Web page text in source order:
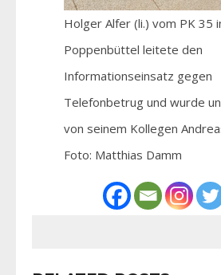
Holger Alfer (li.) vom PK 35
Poppenbüttel leitete den
Informationseinsatz gegen
Telefonbetrug und wurde
von seinem Kollegen
Foto: Matthias Damm